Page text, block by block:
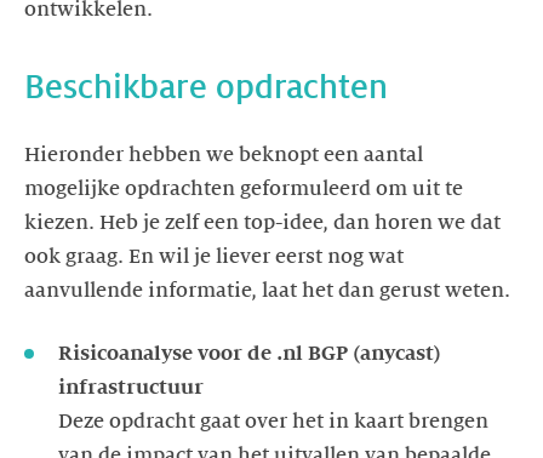
ontwikkelen.
Beschikbare opdrachten
Hieronder hebben we beknopt een aantal
mogelijke opdrachten geformuleerd om uit te
kiezen. Heb je zelf een top-idee, dan horen we dat
ook graag. En wil je liever eerst nog wat
aanvullende informatie, laat het dan gerust weten.
Risicoanalyse voor de .nl BGP (anycast)
infrastructuur
Deze opdracht gaat over het in kaart brengen